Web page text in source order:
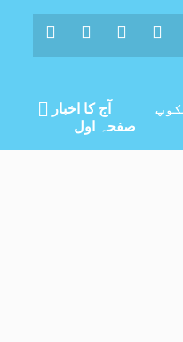
آج کا اخبار
صفحہ اول
گرفتار